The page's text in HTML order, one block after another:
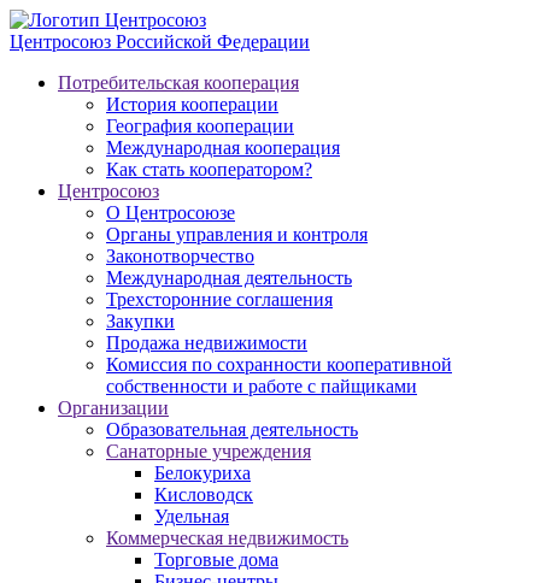
Центросоюз Российской Федерации
Потребительская кооперация
История кооперации
География кооперации
Международная кооперация
Как стать кооператором?
Центросоюз
О Центросоюзе
Органы управления и контроля
Законотворчество
Международная деятельность
Трехсторонние соглашения
Закупки
Продажа недвижимости
Комиссия по сохранности кооперативной
собственности и работе с пайщиками
Организации
Образовательная деятельность
Санаторные учреждения
Белокуриха
Кисловодск
Удельная
Коммерческая недвижимость
Торговые дома